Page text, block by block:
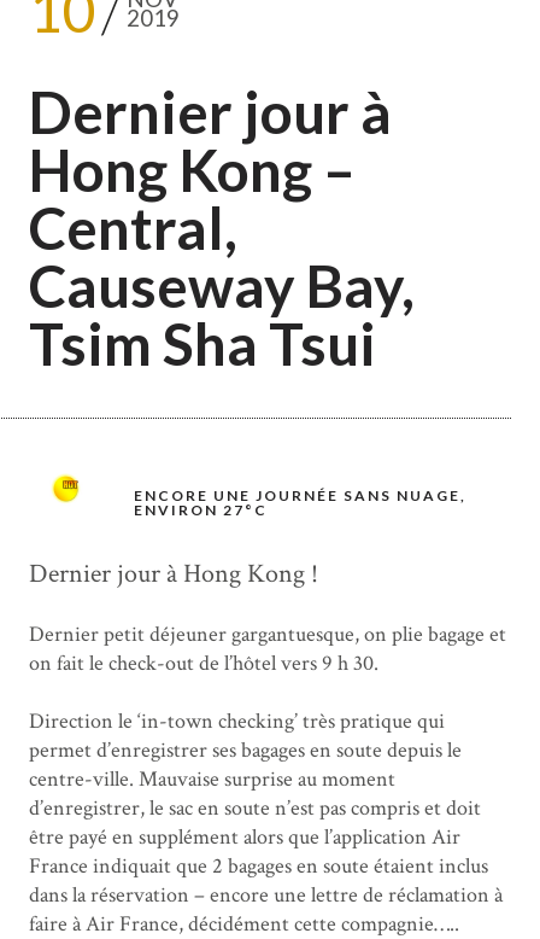
2019
Dernier jour à
Hong Kong –
Central,
Causeway Bay,
Tsim Sha Tsui
ENCORE UNE JOURNÉE SANS NUAGE,
ENVIRON 27°C
Dernier jour à Hong Kong !
Dernier petit déjeuner gargantuesque, on plie bagage et
on fait le check-out de l’hôtel vers 9 h 30.
Direction le ‘in-town checking’ très pratique qui
permet d’enregistrer ses bagages en soute depuis le
centre-ville. Mauvaise surprise au moment
d’enregistrer, le sac en soute n’est pas compris et doit
être payé en supplément alors que l’application Air
France indiquait que 2 bagages en soute étaient inclus
dans la réservation – encore une lettre de réclamation à
faire à Air France, décidément cette compagnie…..